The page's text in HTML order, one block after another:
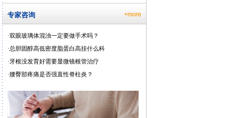
专家咨询
·双眼玻璃体混浊一定要做手术吗？
·总胆固醇高低密度脂蛋白高挂什么科
·牙根没发育好需要显微镜根管治疗
· 腰臀部疼痛是否强直性脊柱炎？